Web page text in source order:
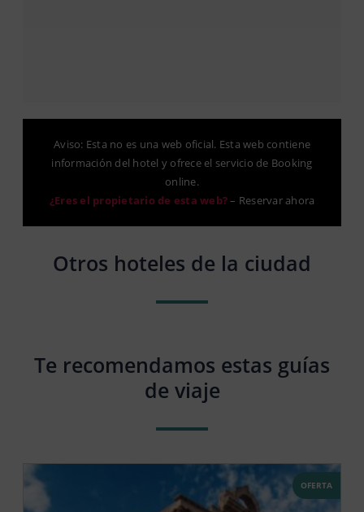
Aviso: Esta no es una web oficial. Esta web contiene
información del hotel y ofrece el servicio de Booking
online.
¿Eres el propietario de esta web?– Reservar ahora
Otros hoteles de la ciudad
Te recomendamos estas guías
de viaje
OFERTA